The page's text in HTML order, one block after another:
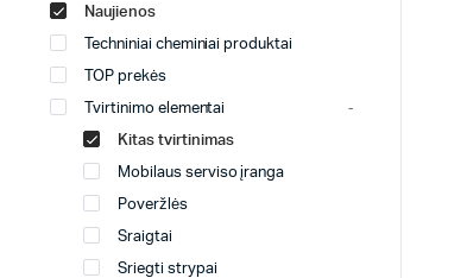
Naujienos
Techniniai cheminiai produktai
TOP prekės
Tvirtinimo elementai
Kitas tvirtinimas
Mobilaus serviso įranga
Poveržlės
Sraigtai
Sriegti strypai